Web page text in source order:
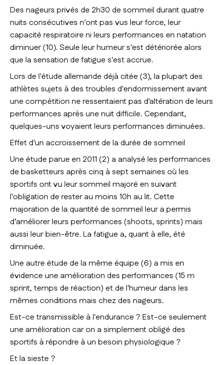
Des nageurs privés de 2h30 de sommeil durant quatre
nuits consécutives n'ont pas vus leur force, leur
capacité respiratoire ni leurs performances en natation
diminuer (10). Seule leur humeur s'est détériorée alors
que la sensation de fatigue s'est accrue.
Lors de l'étude allemande déjà citée (3), la plupart des
athlètes sujets à des troubles d'endormissement avant
une compétition ne ressentaient pas d'altération de leurs
performances après une nuit difficile. Cependant,
quelques-uns voyaient leurs performances diminuées.
Effet d'un accroissement de la durée de sommeil
Une étude parue en 2011 (2) a analysé les performances
de basketteurs après cinq à sept semaines où les
sportifs ont vu leur sommeil majoré en suivant
l'obligation de rester au moins 10h au lit. Cette
majoration de la quantité de sommeil leur a permis
d’améliorer leurs performances (shoots, sprints) mais
aussi leur bien-être. La fatigue a, quant à elle, été
diminuée.
Une autre étude de la même équipe (6) a mis en
évidence une amélioration des performances (15 m
sprint, temps de réaction) et de l'humeur dans les
mêmes conditions mais chez des nageurs.
Est-ce transmissible à l'endurance ? Est-ce seulement
une amélioration car on a simplement obligé des
sportifs à répondre à un besoin physiologique ?
Et la sieste ?